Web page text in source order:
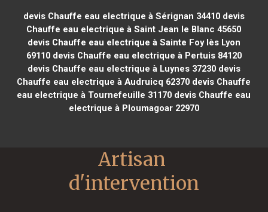
devis Chauffe eau electrique à Sérignan 34410devis
Chauffe eau electrique à Saint Jean le Blanc 45650
devis Chauffe eau electrique à Sainte Foy lès Lyon
69110devis Chauffe eau electrique à Pertuis 84120
devis Chauffe eau electrique à Luynes 37230devis
Chauffe eau electrique à Audruicq 62370 devis Chauffe
eau electrique à Tournefeuille 31170 devis Chauffe eau
electrique à Ploumagoar 22970
Artisan
d'intervention